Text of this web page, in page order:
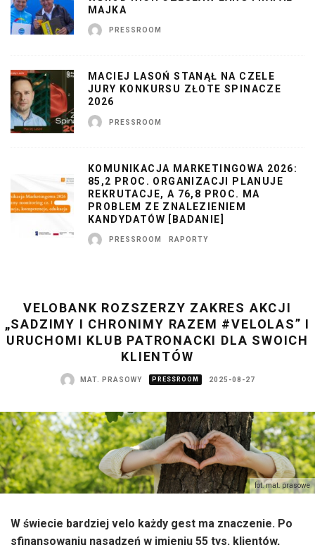
MAJKA
PRESSROOM
MACIEJ LASOŃ STANĄŁ NA CZELE
JURY KONKURSU ZŁOTE SPINACZE
2026
PRESSROOM
KOMUNIKACJA MARKETINGOWA 2026:
85,2 PROC. ORGANIZACJI PLANUJE
REKRUTACJE, A 76,8 PROC. MA
PROBLEM ZE ZNALEZIENIEM
KANDYDATÓW [BADANIE]
PRESSROOM RAPORTY
VELOBANK ROZSZERZY ZAKRES AKCJI
„SADZIMY I CHRONIMY RAZEM #VELOLAS” I
URUCHOMI KLUB PATRONACKI DLA SWOICH
KLIENTÓW
MAT. PRASOWY PRESSROOM 2025-08-27
fot. mat. prasowe
W świecie bardziej velo każdy gest ma znaczenie. Po
sfinansowaniu nasadzeń w imieniu 55 tys. klientów,